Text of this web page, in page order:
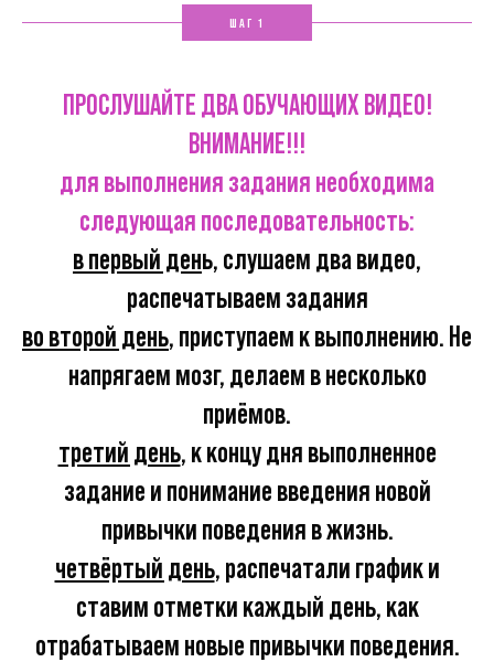
ШАГ 1
ПРОСЛУШАЙТЕ ДВА ОБУЧАЮЩИХ ВИДЕО!
ВНИМАНИЕ!!!
для выполнения задания необходима
следующая последовательность:
в первый день, слушаем два видео,
распечатываем задания
во второй день, приступаем к выполнению. Не
напрягаем мозг, делаем в несколько
приёмов.
третий день, к концу дня выполненное
задание и понимание введения новой
привычки поведения в жизнь.
четвёртый день, распечатали график и
ставим отметки каждый день, как
отрабатываем новые привычки поведения.